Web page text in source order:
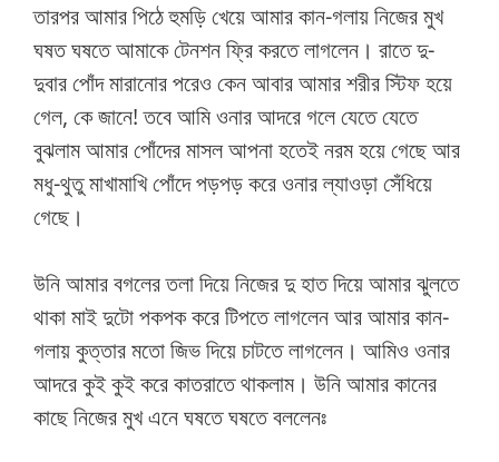
তারপর আমার পিঠে হুমড়ি খেয়ে আমার কান-গলায় নিজের মুখ
ঘষত ঘষতে আমাকে টেনশন ফ্রি করতে লাগলেন। রাতে দু-
দুবার পোঁদ মারানোর পরেও কেন আবার আমার শরীর স্টিফ হয়ে
গেল, কে জানে! তবে আমি ওনার আদরে গলে যেতে যেতে
বুঝলাম আমার পোঁদের মাসল আপনা হতেই নরম হয়ে গেছে আর
মধু-থুতু মাখামাখি পোঁদে পড়পড় করে ওনার ল্যাওড়া সেঁধিয়ে
গেছে।
উনি আমার বগলের তলা দিয়ে নিজের দু হাত দিয়ে আমার ঝুলতে
থাকা মাই দুটো পকপক করে টিপতে লাগলেন আর আমার কান-
গলায় কুত্তার মতো জিভ দিয়ে চাটতে লাগলেন। আমিও ওনার
আদরে কুই কুই করে কাতরাতে থাকলাম। উনি আমার কানের
কাছে নিজের মুখ এনে ঘষতে ঘষতে বললেনঃ